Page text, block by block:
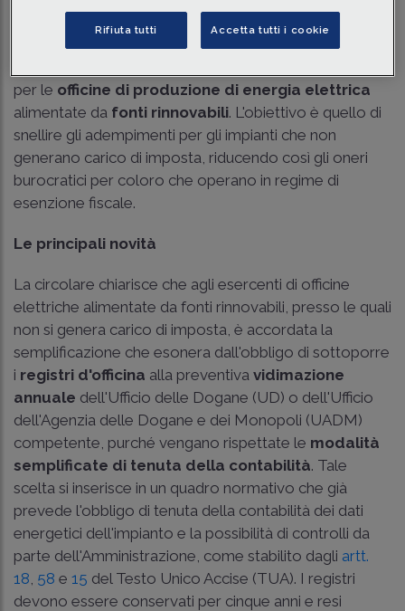
L'Agenzia delle Dogane e dei Monopoli ha pubblicato
per le officine di produzione di energia elettrica
alimentate da fonti rinnovabili. L'obiettivo è quello di
snellire gli adempimenti per gli impianti che non
generano carico di imposta, riducendo così gli oneri
burocratici per coloro che operano in regime di
esenzione fiscale.
Le principali novità
La circolare chiarisce che agli esercenti di officine
elettriche alimentate da fonti rinnovabili, presso le quali
non si genera carico di imposta, è accordata la
semplificazione che esonera dall'obbligo di sottoporre
i registri d'officina alla preventiva vidimazione
annuale dell'Ufficio delle Dogane (UD) o dell'Ufficio
dell'Agenzia delle Dogane e dei Monopoli (UADM)
competente, purché vengano rispettate le modalità
semplificate di tenuta della contabilità. Tale
scelta si inserisce in un quadro normativo che già
prevede l'obbligo di tenuta della contabilità dei dati
energetici dell'impianto e la possibilità di controlli da
parte dell'Amministrazione, come stabilito dagli artt.
18 58 e 15 del Testo Unico Accise (TUA). I registri
devono essere conservati per cinque anni e resi
Rifiuta tutti Accetta tutti i cookie